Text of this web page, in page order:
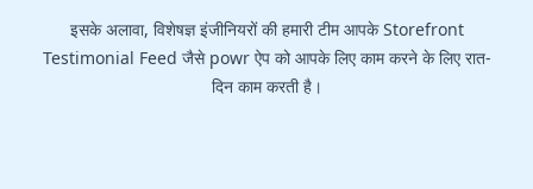
इसके अलावा, विशेषज्ञ इंजीनियरों की हमारी टीम आपके Storefront
Testimonial Feed जैसे powr ऐप को आपके लिए काम करने के लिए रात-
दिन काम करती है।